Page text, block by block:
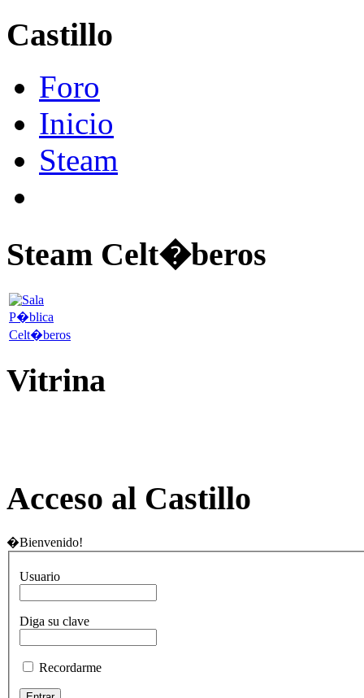
Castillo
Foro
Inicio
Steam
Steam Celt�beros
Vitrina
Acceso al Castillo
�Bienvenido!
Usuario
Diga su clave
Recordarme